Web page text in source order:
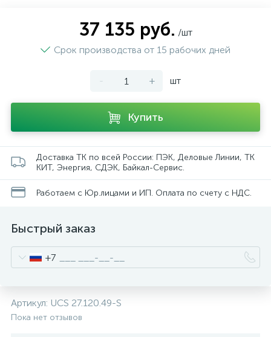
37 135 руб. /шт
Срок производства от 15 рабочих дней
- + шт
Купить
Доставка ТК по всей России: ПЭК, Деловые Линии, ТК
КИТ, Энергия, СДЭК, Байкал-Сервис.
Работаем с Юр.лицами и ИП. Оплата по счету с НДС.
Быстрый заказ
+7
Артикул: UCS 27.120.49-S
Пока нет отзывов